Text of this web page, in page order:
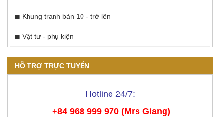
Khung tranh bản 10 - trở lên
Vật tư - phụ kiện
HỖ TRỢ TRỰC TUYẾN
Hotline 24/7:
+84 968 999 970 (Mrs Giang)